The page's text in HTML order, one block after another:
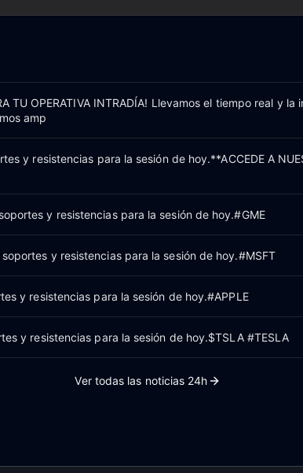
TU OPERATIVA INTRADÍA! Llevamos el tiempo real y
amp
y resistencias para la sesión de hoy.**ACCEDE A
y resistencias para la sesión de hoy.#GME
soportes y resistencias para la sesión de hoy.#MSFT
y resistencias para la sesión de hoy.#APPLE
y resistencias para la sesión de hoy.$TSLA #TESLA
Ver todas las noticias 24h